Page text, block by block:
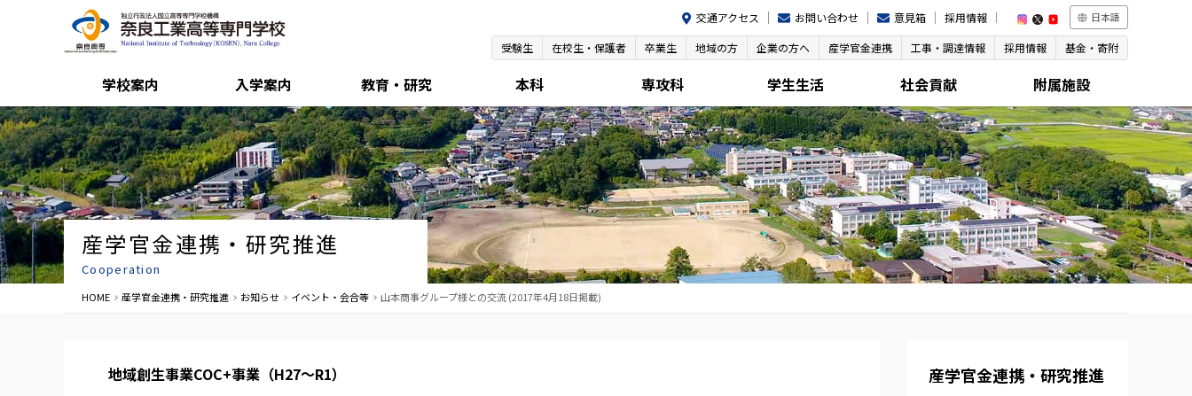
交通アクセス お問い合わせ 意見箱 採用情報 日本語
受験生 在校生・保護者 卒業生 地域の方 企業の方へ 産学官金連携 工事・調達情報 採用情報 基金・寄附
学校案内 入学案内 教育・研究 本科 専攻科 学生生活 社会貢献 附属施設
産学官金連携・研究推進
Cooperation
HOME 産学官金連携・研究推進 お知らせ イベント・会合等 山本商事グループ様との交流 (2017年4月18日掲載)
地域創生事業COC+事業（H27～R1） 産学官金連携・研究推進